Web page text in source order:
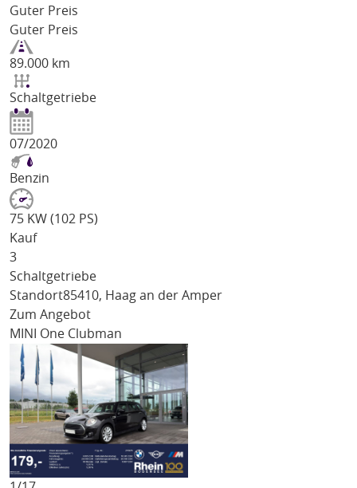
Guter Preis
Guter Preis
89.000 km
Schaltgetriebe
07/2020
Benzin
75 KW (102 PS)
Kauf
3
Schaltgetriebe
Standort85410, Haag an der Amper
Zum Angebot
MINI One Clubman